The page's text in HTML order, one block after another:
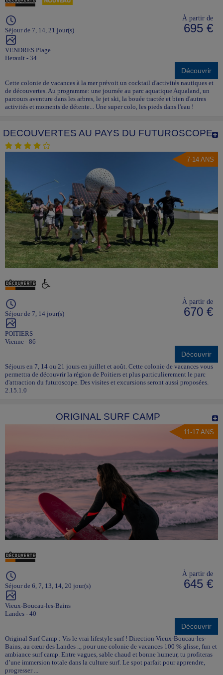
Séjour de 7, 14, 21 jour(s)
VENDRES Plage
Herault - 34
À partir de
695 €
Découvrir
Cette colonie de vacances à la mer prévoit un cocktail d'activités nautiques et
de découvertes. Au programme: une journée au parc aquatique Aqualand, un
parcours aventure dans les arbres, le jet ski, la bouée tractée et bien d'autres
activités et moments de détente... Une super colo, les pieds dans l'eau !
DECOUVERTES AU PAYS DU FUTUROSCOPE
7-14 ANS
Séjour de 7, 14 jour(s)
POITIERS
Vienne - 86
À partir de
670 €
Découvrir
Séjours en 7, 14 ou 21 jours en juillet et août. Cette colonie de vacances vous
permettra de découvrir la région de Poitiers et plus particulierement le parc
d'attraction du futuroscope. Des visites et excursions seront aussi proposées.
2.15.1.0
ORIGINAL SURF CAMP
11-17 ANS
Séjour de 6, 7, 13, 14, 20 jour(s)
Vieux-Boucau-les-Bains
Landes - 40
À partir de
645 €
Découvrir
Original Surf Camp : Vis le vrai lifestyle surf ! Direction Vieux-Boucau-les-
Bains, au cœur des Landes .., pour une colonie de vacances 100 % glisse, fun et
ambiance surf camp. Entre vagues, sable chaud et bonne humeur, tu profiteras
d’une immersion totale dans la culture surf. Le spot parfait pour apprendre,
progresser ...